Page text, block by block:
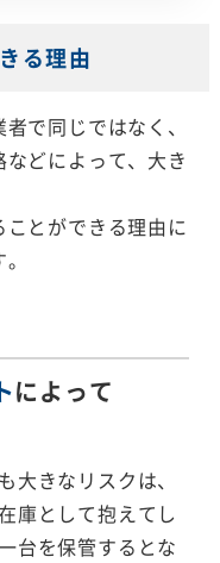
る理由
で同じではなく、
どによって、大き
とができる理由に
によって
大きなリスクは、
庫として抱えてし
台を保管するとな